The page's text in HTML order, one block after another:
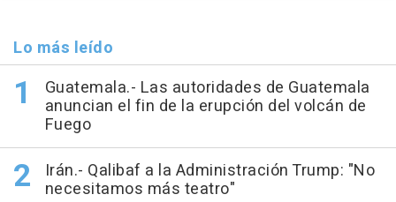
Lo más leído
Guatemala.- Las autoridades de Guatemala
anuncian el fin de la erupción del volcán de
Fuego
Irán.- Qalibaf a la Administración Trump: "No
necesitamos más teatro"